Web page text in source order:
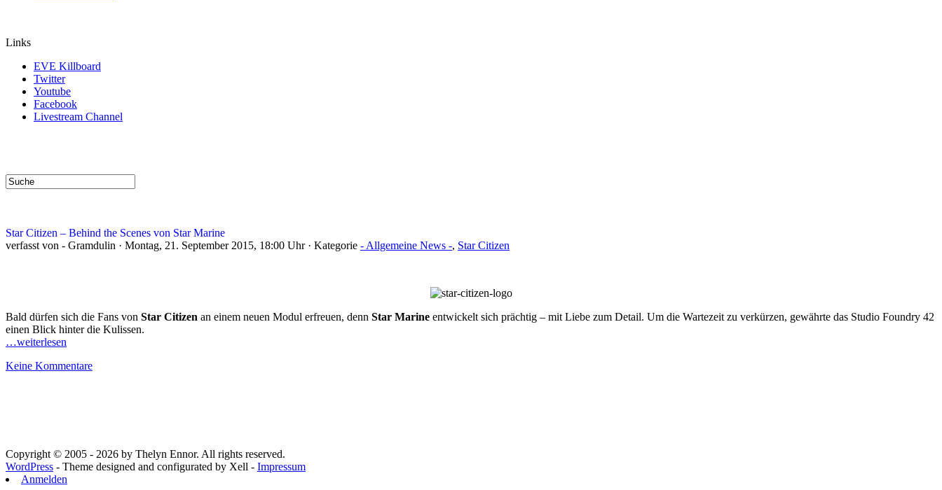
Links
EVE Killboard
Twitter
Youtube
Facebook
Livestream Channel
Star Citizen – Behind the Scenes von Star Marine
verfasst von - Gramdulin · Montag, 21. September 2015, 18:00 Uhr · Kategorie - Allgemeine News -, Star Citizen
Bald dürfen sich die Fans von Star Citizen an einem neuen Modul erfreuen, denn Star Marine entwickelt sich prächtig – mit Liebe zum Detail. Um die Wartezeit zu verkürzen, gewährte das Studio Foundry 42
einen Blick hinter die Kulissen.
…weiterlesen
Keine Kommentare
Copyright © 2005 - 2026 by Thelyn Ennor. All rights reserved.
WordPress - Theme designed and configurated by Xell - Impressum
Anmelden